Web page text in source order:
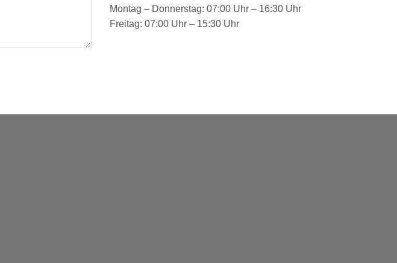
Montag – Donnerstag: 07:00 Uhr – 16:30 Uhr
Freitag: 07:00 Uhr – 15:30 Uhr